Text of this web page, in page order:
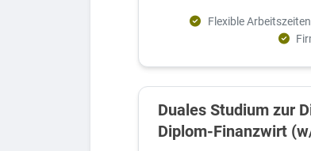
Umwelt, Landwirtschaft und
Flexible Arbeitszeiten
Duales Studium zur
Diplom-Finanzwirt